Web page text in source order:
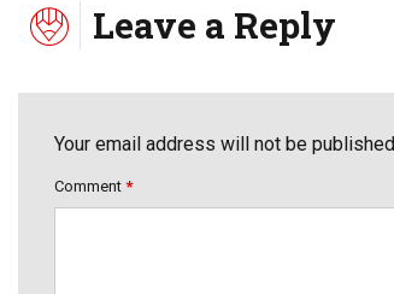
Leave a Reply
Your email address will not be
Comment *